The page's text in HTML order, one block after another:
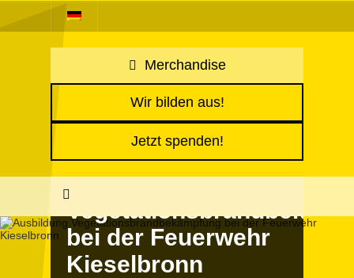
Merchandise
Wir bilden aus!
Jetzt spenden!
bei der Feuerwehr
Kieselbronn